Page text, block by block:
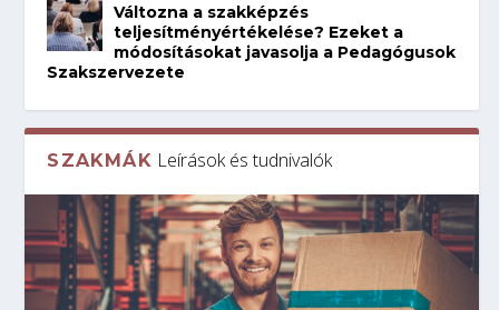
Változna a szakképzés
teljesítményértékelése? Ezeket a
módosításokat javasolja a Pedagógusok
Szakszervezete
SZAKMÁK Leírások és tudnivalók